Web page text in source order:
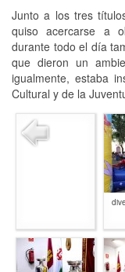
Junto a los tres
quiso acercarse a
durante todo el día
que dieron un
igualmente, estaba
Cultural y de la